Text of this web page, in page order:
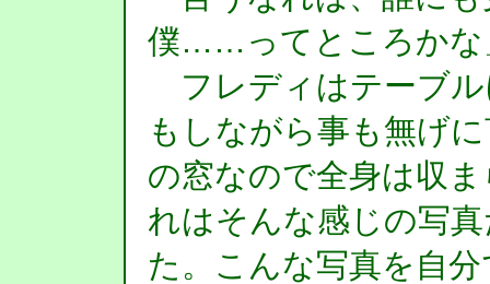
僕……ってところかな
フレディはテーブ
もしながら事も無げ
の窓なので全身は収
れはそんな感じの写
た。こんな写真を自